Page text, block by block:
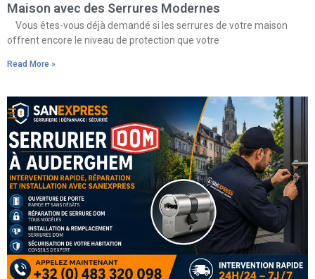
Maison avec des Serrures Modernes
Vous êtes-vous déjà demandé si les serrures de votre maison
offrent encore le niveau de protection que votre
Read More »